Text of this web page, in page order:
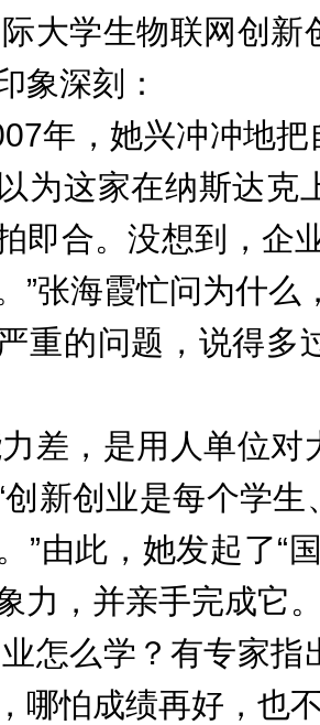
大学生物联网创
象深刻：
年，她兴冲冲地
为这家在纳斯达克
即合。没想到，企
”张海霞忙问为什么
重的问题，说得多
差，是用人单位
创新创业是每个学
”由此，她发起了“
力，并亲手完成它
怎么学？有专家
哪怕成绩再好，也